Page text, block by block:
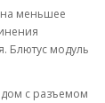
на меньшее
Блютус модуль
с разъемом